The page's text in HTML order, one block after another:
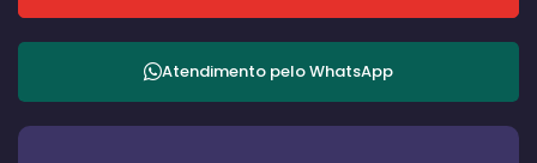
Atendimento peloWhatsApp